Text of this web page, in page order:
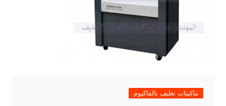
ماكينات تغليف بالفاكيوم